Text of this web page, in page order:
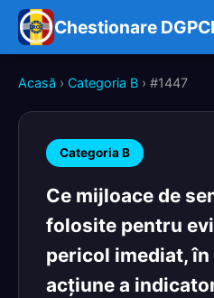
Chestionare DGPCI
Acasă › Categoria B › #1447
Categoria B
Ce mijloace de
folosite pentru
pericol imediat, în
acţiune a